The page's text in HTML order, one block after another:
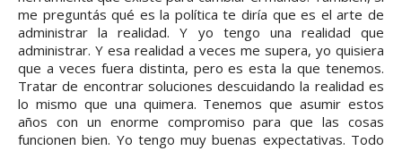
me preguntás qué es la política te diría que es el arte de
administrar la realidad. Y yo tengo una realidad que
administrar. Y esa realidad a veces me supera, yo quisiera
que a veces fuera distinta, pero es esta la que tenemos.
Tratar de encontrar soluciones descuidando la realidad es
lo mismo que una quimera. Tenemos que asumir estos
años con un enorme compromiso para que las cosas
funcionen bien. Yo tengo muy buenas expectativas. Todo